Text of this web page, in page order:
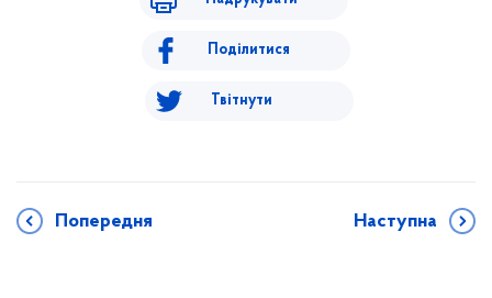
Поділитися
Твітнути
Попередня Наступна